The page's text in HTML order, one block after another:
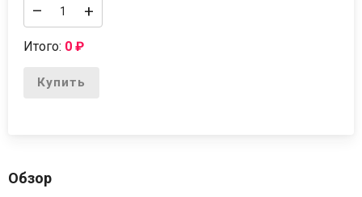
– +
Итого: 0₽
Купить
Обзор